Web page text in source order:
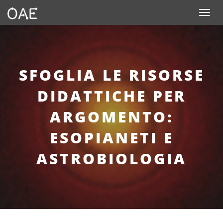
Toggle
SFOGLIA LE RISORSE
DIDATTICHE PER
ARGOMENTO:
ESOPIANETI E
ASTROBIOLOGIA